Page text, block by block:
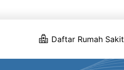
Daftar Rumah Sakit